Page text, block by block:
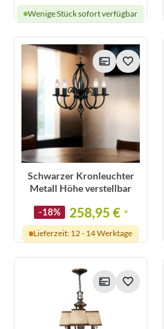
Wenige Stück sofort verfügbar
Schwarzer Kronleuchter
Metall Höhe verstellbar
-18% 258,95 € *
Lieferzeit: 12 - 14 Werktage